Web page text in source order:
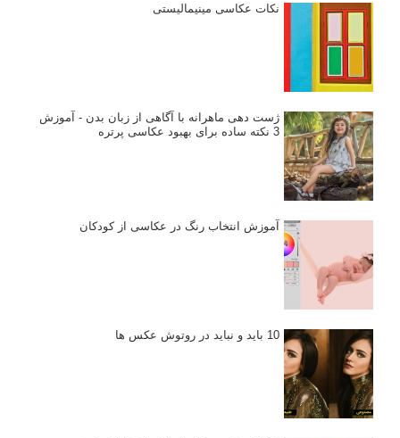
نکات عکاسی مینیمالیستی
ژست دهی ماهرانه با آگاهی از زبان بدن - آموزش
3 نکته ساده برای بهبود عکاسی پرتره
آموزش انتخاب رنگ در عکاسی از کودکان
10 باید و نباید در روتوش عکس ها